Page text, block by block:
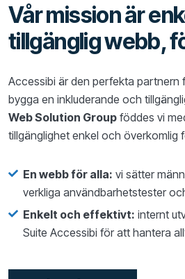
Vår mission är
tillgänglig webb,
Accessibi är den perfekta partnern
bygga en inkluderande och
Web Solution Group föddes vi
tillgänglighet enkel och överkomlig
En webb för alla: vi sätter
verkliga användbarhetstester
Enkelt och effektivt: internt
Suite Accessibi för att hantera